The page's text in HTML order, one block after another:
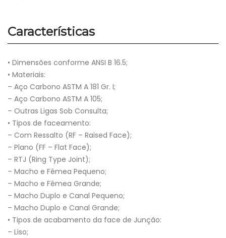
Características
• Dimensões conforme ANSI B 16.5;
• Materiais:
– Aço Carbono ASTM A 181 Gr. I;
– Aço Carbono ASTM A 105;
– Outras Ligas Sob Consulta;
• Tipos de faceamento:
– Com Ressalto (RF – Raised Face);
– Plano (FF – Flat Face);
– RTJ (Ring Type Joint);
– Macho e Fêmea Pequeno;
– Macho e Fêmea Grande;
– Macho Duplo e Canal Pequeno;
– Macho Duplo e Canal Grande;
• Tipos de acabamento da face de Junção:
– Liso;